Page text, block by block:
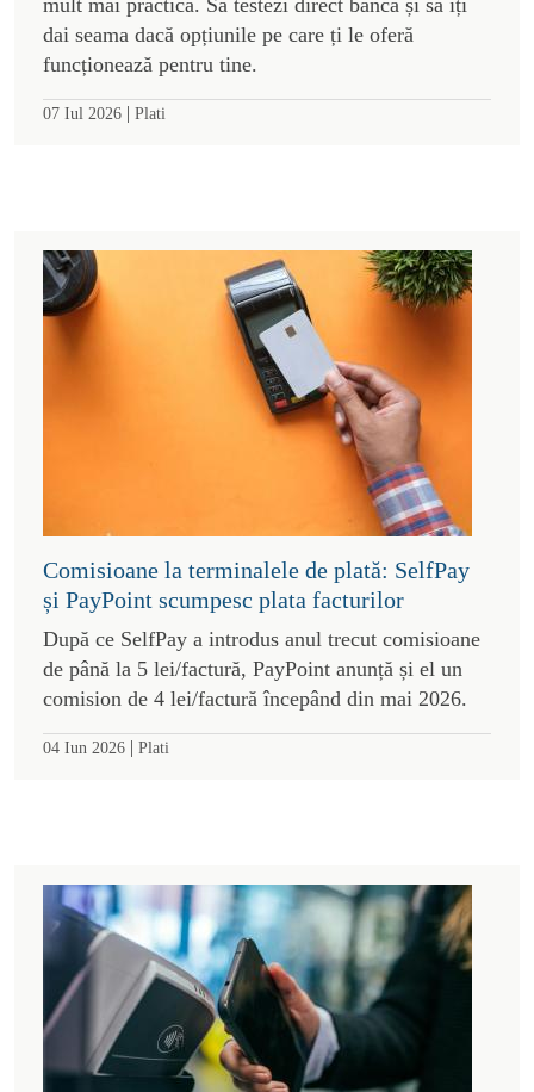
dai seama dacă opțiunile pe care ți le oferă
funcționează pentru tine.
07 Iul 2026 | Plati
Comisioane la terminalele de plată: SelfPay
și PayPoint scumpesc plata facturilor
După ce SelfPay a introdus anul trecut comisioane
de până la 5 lei/factură, PayPoint anunță și el un
comision de 4 lei/factură începând din mai 2026.
04 Iun 2026 | Plati